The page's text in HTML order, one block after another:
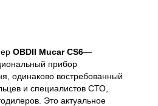
OBDII Mucar CS6—
прибор
одинаково востребованный
и специалистов СТО,
Это актуальное